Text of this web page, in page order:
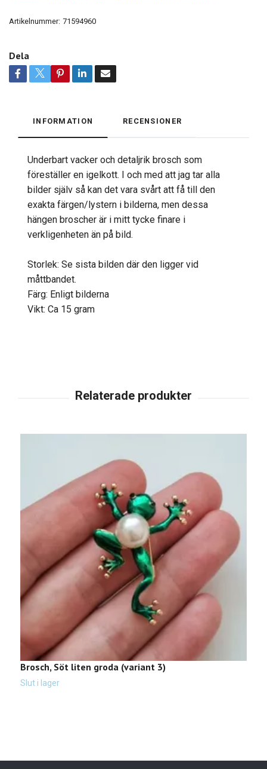
Artikelnummer: 71594960
Dela
INFORMATION RECENSIONER
Underbart vacker och detaljrik brosch som
föreställer en igelkott. I och med att jag tar alla
bilder själv så kan det vara svårt att få till den
exakta färgen/lystern i bilderna, men dessa
hängen broscher är i mitt tycke finare i
verkligenheten än på bild.
Storlek: Se sista bilden där den ligger vid
måttbandet.
Färg: Enligt bilderna
Vikt: Ca 15 gram
Brosch, Söt liten groda (variant 3)
Slut i lager